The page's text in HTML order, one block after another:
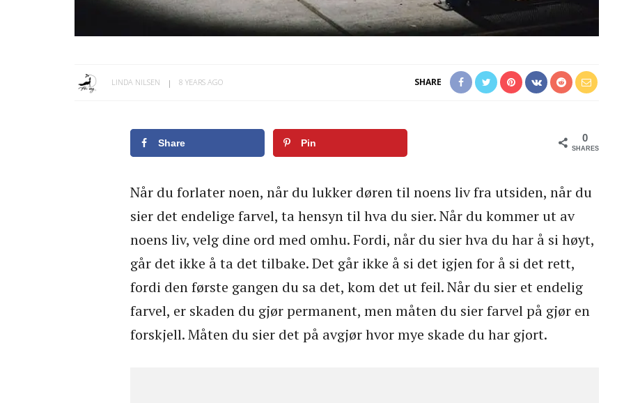
LINDA NILSEN 8 YEARS AGO SHARE
Share Pin 0
SHARES
Når du forlater noen, når du lukker døren til noens liv fra utsiden, når du
sier det endelige farvel, ta hensyn til hva du sier. Når du kommer ut av
noens liv, velg dine ord med omhu. Fordi, når du sier hva du har å si høyt,
går det ikke å ta det tilbake. Det går ikke å si det igjen for å si det rett,
fordi den første gangen du sa det, kom det ut feil. Når du sier et endelig
farvel, er skaden du gjør permanent, men måten du sier farvel på gjør en
forskjell. Måten du sier det på avgjør hvor mye skade du har gjort.